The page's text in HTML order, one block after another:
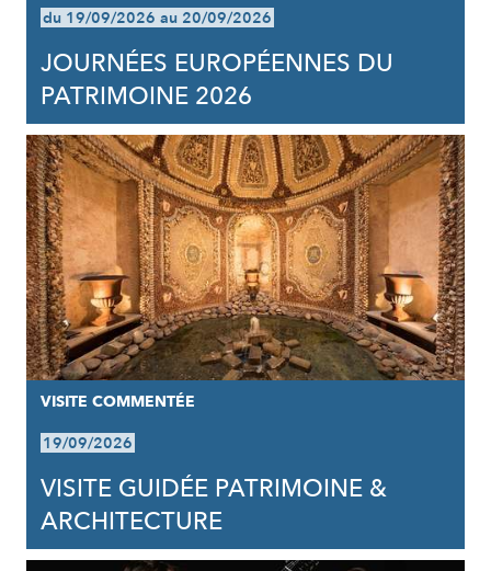
du 19/09/2026 au 20/09/2026
JOURNÉES EUROPÉENNES DU
PATRIMOINE 2026
VISITE COMMENTÉE
19/09/2026
VISITE GUIDÉE PATRIMOINE &
ARCHITECTURE